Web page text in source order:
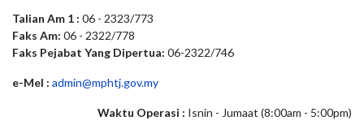
Talian Am 1 : 06 - 2323/773
Faks Am: 06 - 2322/778
Faks Pejabat Yang Dipertua: 06-2322/746
e-Mel : admin@mphtj.gov.my
Waktu Operasi : Isnin - Jumaat (8:00am - 5:00pm)